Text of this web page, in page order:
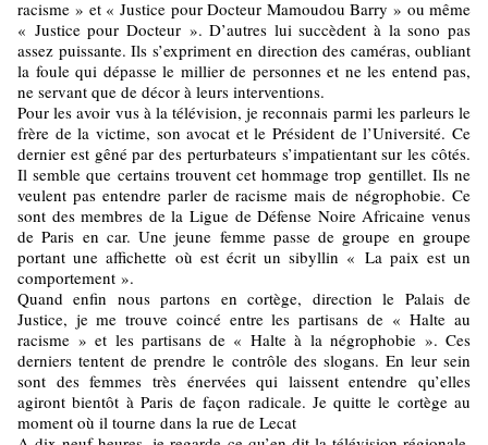
racisme » et « Justice pour Docteur Mamoudou Barry » ou même
« Justice pour Docteur ». D’autres lui succèdent à la sono pas
assez puissante. Ils s’expriment en direction des caméras, oubliant
la foule qui dépasse le millier de personnes et ne les entend pas,
ne servant que de décor à leurs interventions.
Pour les avoir vus à la télévision, je reconnais parmi les parleurs le
frère de la victime, son avocat et le Président de l’Université. Ce
dernier est gêné par des perturbateurs s’impatientant sur les côtés.
Il semble que certains trouvent cet hommage trop gentillet. Ils ne
veulent pas entendre parler de racisme mais de négrophobie. Ce
sont des membres de la Ligue de Défense Noire Africaine venus
de Paris en car. Une jeune femme passe de groupe en groupe
portant une affichette où est écrit un sibyllin « La paix est un
comportement ».
Quand enfin nous partons en cortège, direction le Palais de
Justice, je me trouve coincé entre les partisans de « Halte au
racisme » et les partisans de « Halte à la négrophobie ». Ces
derniers tentent de prendre le contrôle des slogans. En leur sein
sont des femmes très énervées qui laissent entendre qu’elles
agiront bientôt à Paris de façon radicale. Je quitte le cortège au
moment où il tourne dans la rue de Lecat